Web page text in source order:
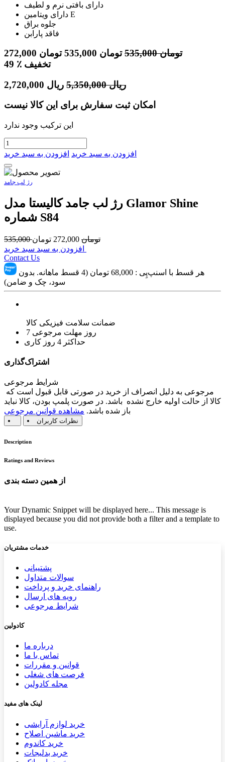
دارای بافتی نرم و لطیف
دارای ویتامین E
جلوه براق
فاقد پارابن
272,000 تومان 535,000تومان 535,000 تومان
49
٪ تخفیف
2,720,000 ریال 5,350,000 ریال
امکان ثبت سفارش برای این کالا نیست
این ترکیب وجود ندارد
افزودن به سبد خرید افزودن به سبد خرید
رژ لب جامد
رژ لب جامد کاليستا مدل Glamor Shine
شماره S84
535,000 تومان 272,000 تومان
Contact Us
هر قسط با اسنپ‌پِی : 68,000
تومان (4 قسط ماهانه. بدون
سود، چک و ضامن)
ضمانت سلامت فیزیکی کالا
7 روز مهلت مرجوعی
حداکثر 4 روز کاری
اشتراک‌گذاری
شرایط مرجوعی
کالا از حالت اولیه خارج نشده باشد. در صورت پلمپ بودن، کالا نباید
باز شده باشد. مشاهده قوانین مرجوعی
نظرات کاربران
Description
Ratings and Reviews
از همین دسته بندی
Your Dynamic Snippet will be displayed here... This message is
displayed because you did not provide both a filter and a template to
use.
خدمات مشتریان
پشتیب​​انی
سوالات متداول
راهنمای خرید و پرداخت
رویه های ارسال
شرایط مرجوعی
کادولین
درباره ما
تماس با ما
قوانین و مقررات
فرصت های شغلی
مجله کادولین
لینک های مفید
خرید لوازم آرایشی
خرید ماشین اصلاح
خرید کاندوم
خرید بدلیجات